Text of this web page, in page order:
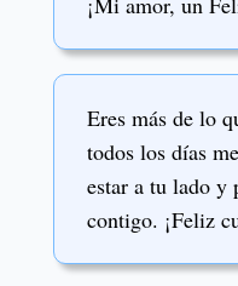
Eres más de lo
todos los días
estar a tu lado y
contigo. ¡Feliz